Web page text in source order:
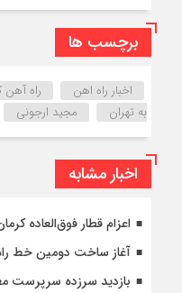
برچسب ها
اخبار راه اهن راه آهن
به تهران
مجید ارجونی
اخبار مشابه
اعزام قطار فوق‌العاده
آغاز ساخت دومین خط
بازدید سرزده سرپرست